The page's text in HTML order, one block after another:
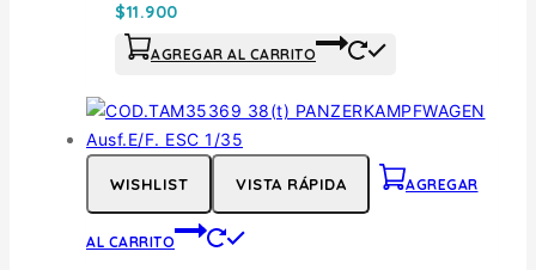
$11.900
AGREGAR AL CARRITO
WISHLIST VISTA RÁPIDA AGREGAR
AL CARRITO